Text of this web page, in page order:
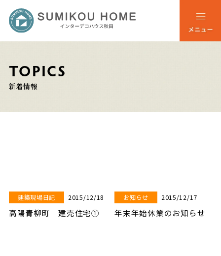
TOPICS
新着情報
建築現場日記 2015/12/18
高陽青柳町 建売住宅①
お知らせ 2015/12/17
年末年始休業のお知らせ